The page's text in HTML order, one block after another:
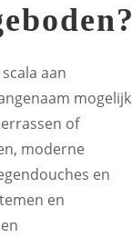
aan
mogelijk
of
moderne
en
en